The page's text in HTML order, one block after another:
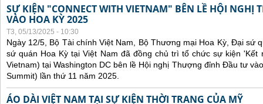
SỰ KIỆN "CONNECT WITH VIETNAM" BÊN LỀ HỘI
VÀO HOA KỲ 2025
T3, 05/13/2025 - 10:30
Ngày 12/5, Bộ Tài chính Việt Nam, Bộ Thương mại Hoa Kỳ, Đại sứ
sứ quán Hoa Kỳ tại Việt Nam đã đồng chủ trì tổ chức sự kiện 'Kết
Vietnam) tại Washington DC bên lề Hội nghị Thượng đỉnh Đầu tư
Summit) lần thứ 11 năm 2025.
ÁO DÀI VIỆT NAM TẠI SỰ KIỆN THỜI TRANG CỦA MỸ